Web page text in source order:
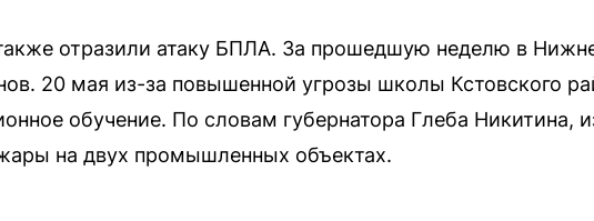
отразили атаку БПЛА. За прошедшую неделю в
20 мая из-за повышенной угрозы школы Кстовского
обучение. По словам губернатора Глеба Никитина,
на двух промышленных объектах.